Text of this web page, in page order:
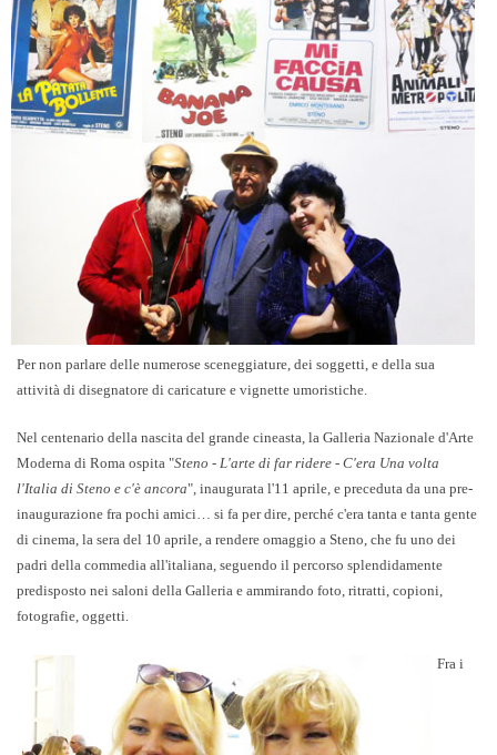
Per non parlare delle numerose sceneggiature, dei soggetti, e della sua
attività di disegnatore di caricature e vignette umoristiche.
Nel centenario della nascita del grande cineasta, la Galleria Nazionale d'Arte
Moderna di Roma ospita "Steno - L'arte di far ridere - C'era Una volta
l'Italia di Steno e c'è ancora", inaugurata l'11 aprile, e preceduta da una pre-
inaugurazione fra pochi amici… si fa per dire, perché c'era tanta e tanta gente
di cinema, la sera del 10 aprile, a rendere omaggio a Steno, che fu uno dei
padri della commedia all'italiana, seguendo il percorso splendidamente
predisposto nei saloni della Galleria e ammirando foto, ritratti, copioni,
fotografie, oggetti.
Fra i